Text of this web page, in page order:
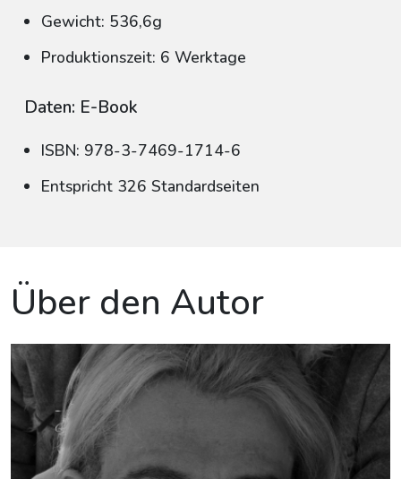
Gewicht: 536,6g
Produktionszeit: 6 Werktage
Daten: E-Book
ISBN: 978-3-7469-1714-6
Entspricht 326 Standardseiten
Über den Autor